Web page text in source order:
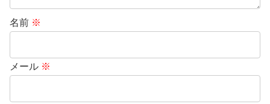
名前 ※
メール ※